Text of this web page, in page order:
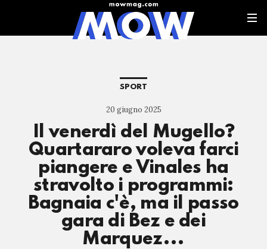
SPORT
20 giugno 2025
Il venerdì del Mugello?
Quartararo voleva farci
piangere e Vinales ha
stravolto i programmi:
Bagnaia c'è, ma il passo
gara di Bez e dei
Marquez...